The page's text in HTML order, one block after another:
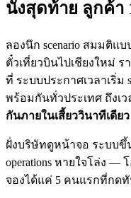
นั่งสุดท้าย ลูกค้า
ลองนึก scenario สมมติแ
ตั๋วเที่ยวบินไปเชียงใหม่
ที่ ระบบประกาศเวลาเริ่ม
พร้อมกันทั่วประเทศ ถึงเว
กันภายในเสี้ยววินาทีเดียว
ฝั่งบริษัทดูหน้าจอ ระบบขึ้
operations หายใจโล่ง —
จองได้แค่ 5 คนแรกที่กด